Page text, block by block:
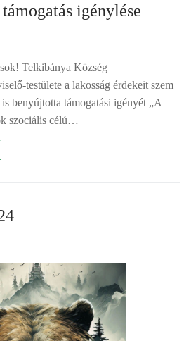
igénylése
Telkibánya Község
testülete a lakosság érdekeit szem
benyújtotta támogatási igényét „A
szociális célú…